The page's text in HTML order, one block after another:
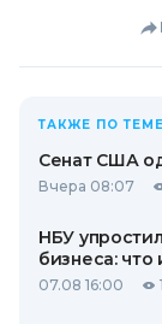
ТАКЖЕ ПО ТЕМЕ
Сенат США
Вчера 08:07
НБУ
бизнеса: что
07.08 16:00